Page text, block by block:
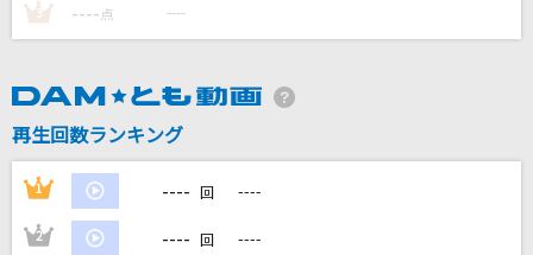
RE:I AM
[オリカラ]揺れる想い
ZARD
3 ---- 点 ----
再生回数ランキング
1 ---- 回 ----
2 ---- 回 ----